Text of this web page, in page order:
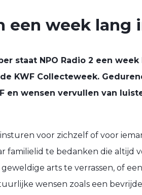
een week lang
staat NPO Radio 2 een
KWF Collecteweek.
en wensen vervullen van
voor zichzelf of voor
familielid te bedanken die altijd
arts te verrassen, of
wensen zoals een